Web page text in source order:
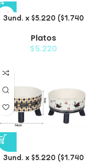
3und. x $5.220 ($1.740
para Mascotas
Texturizado
Platos
$5.220
3und. x $5.220 ($1.740